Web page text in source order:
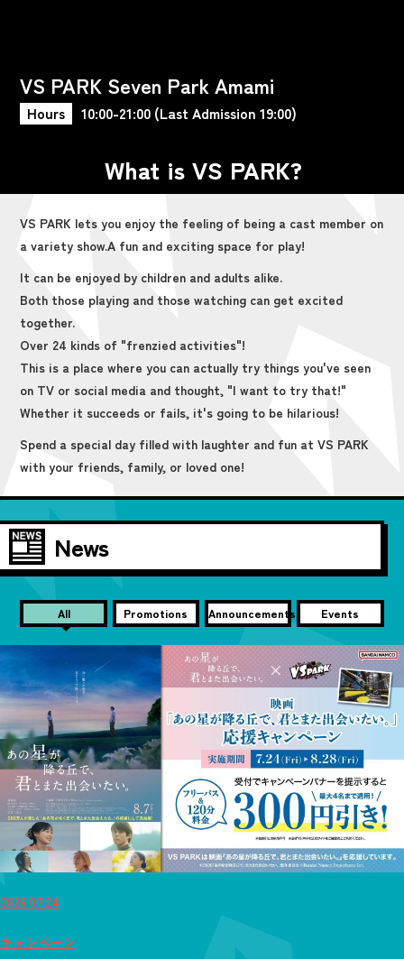
VS PARK Seven Park Amami
Hours 10:00-21:00 (Last Admission 19:00)
What is VS PARK?
VS PARK lets you enjoy the feeling of being a cast member on
a variety show.A fun and exciting space for play!
It can be enjoyed by children and adults alike.
Both those playing and those watching can get excited
together.
Over 24 kinds of "frenzied activities"!
This is a place where you can actually try things you've seen
on TV or social media and thought, "I want to try that!"
Whether it succeeds or fails, it's going to be hilarious!
Spend a special day filled with laughter and fun at VS PARK
with your friends, family, or loved one!
News
All Promotions Announcements Events
2026.07.24
キャンペーン